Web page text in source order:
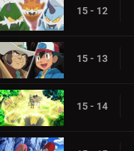
15 - 12
15 - 13
15 - 14